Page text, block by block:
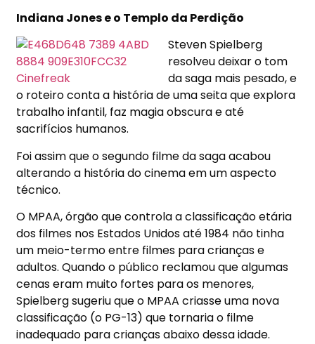
Indiana Jones e o Templo da Perdição
Steven Spielberg
resolveu deixar o tom
da saga mais pesado, e
o roteiro conta a história de uma seita que explora
trabalho infantil, faz magia obscura e até
sacrifícios humanos.
Foi assim que o segundo filme da saga acabou
alterando a história do cinema em um aspecto
técnico.
O MPAA, órgão que controla a classificação etária
dos filmes nos Estados Unidos até 1984 não tinha
um meio-termo entre filmes para crianças e
adultos. Quando o público reclamou que algumas
cenas eram muito fortes para os menores,
Spielberg sugeriu que o MPAA criasse uma nova
classificação (o PG-13) que tornaria o filme
inadequado para crianças abaixo dessa idade.